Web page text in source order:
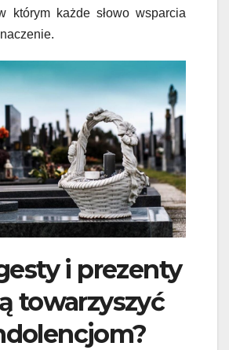
którym każde słowo wsparcia
i prezenty
towarzyszyć